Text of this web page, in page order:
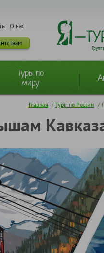
О нас
Туры по
миру
Главная / Туры по России /